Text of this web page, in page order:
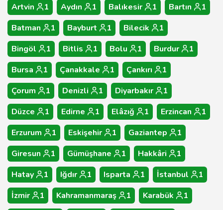
Artvin
1 Aydın 1 Balıkesir 1 Bartın
1
Batman
1 Bayburt 1 Bilecik
1
Bingöl
1 Bitlis 1 Bolu 1 Burdur
1
Bursa
1 Çanakkale 1 Çankırı
1
Çorum
1 Denizli 1 Diyarbakır
1
Düzce
1 Edirne 1 Elâzığ 1 Erzincan
1
Erzurum
1 Eskişehir 1 Gaziantep
1
Giresun
1 Gümüşhane 1 Hakkâri
1
Hatay
1 Iğdır 1 Isparta 1 İstanbul
1
İzmir
1 Kahramanmaraş 1 Karabük
1